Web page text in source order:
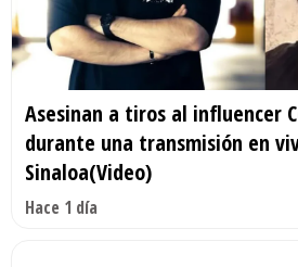
Asesinan a tiros al influencer
durante una transmisión en
Sinaloa(Video)
Hace 1 día